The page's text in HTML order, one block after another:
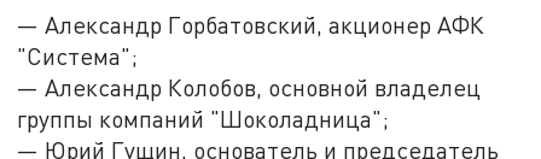
— Александр Горбатовский, акционер АФК
"Система";
— Александр Колобов, основной владелец
группы компаний "Шоколадница";
— Юрий Гущин, основатель и председатель